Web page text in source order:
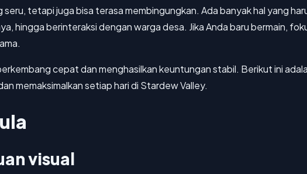
tetapi juga bisa terasa membingungkan. Ada banyak hal yang
hingga berinteraksi dengan warga desa. Jika Anda baru bermain,
cepat dan menghasilkan keuntungan stabil. Berikut ini
memaksimalkan setiap hari di Stardew Valley.
visual